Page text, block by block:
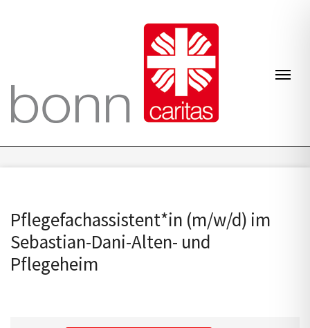
Pflegefachassistent*in (m/w/d) im
Sebastian-Dani-Alten- und
Pflegeheim